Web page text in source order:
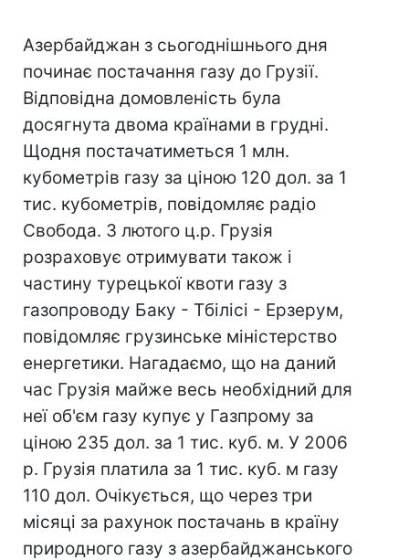
Азербайджан з сьогоднішнього дня
починає постачання газу до Грузії.
Відповідна домовленість була
досягнута двома країнами в грудні.
Щодня постачатиметься 1 млн.
кубометрів газу за ціною 120 дол. за 1
тис. кубометрів, повідомляє радіо
Свобода. З лютого ц.р. Грузія
розраховує отримувати також і
частину турецької квоти газу з
газопроводу Баку - Тбілісі - Ерзерум,
повідомляє грузинське міністерство
енергетики. Нагадаємо, що на даний
час Грузія майже весь необхідний для
неї об'єм газу купує у Газпрому за
ціною 235 дол. за 1 тис. куб. м. У 2006
р. Грузія платила за 1 тис. куб. м газу
110 дол. Очікується, що через три
місяці за рахунок постачань в країну
природного газу з азербайджанського